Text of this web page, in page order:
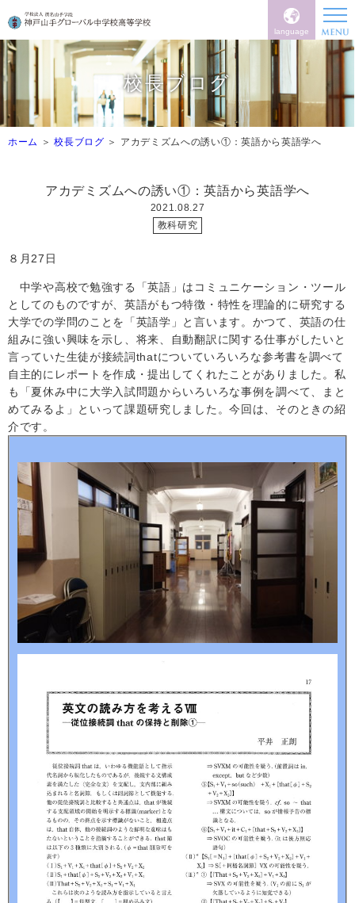
language
校長ブログ
ホーム 校長ブログ アカデミズムへの誘い①：英語から英語学へ
アカデミズムへの誘い①：英語から英語学へ
2021.08.27
教科研究
８月27日
中学や高校で勉強する「英語」はコミュニケーション・ツール
としてのものですが、英語がもつ特徴・特性を理論的に研究する
大学での学問のことを「英語学」と言います。かつて、英語の仕
組みに強い興味を示し、将来、自動翻訳に関する仕事がしたいと
言っていた生徒が接続詞thatについていろいろな参考書を調べて
自主的にレポートを作成・提出してくれたことがありました。 私
も「夏休み中に大学入試問題からいろいろな事例を調べて、まと
めてみるよ」といって課題研究しました。今回は、そのときの紹
介です。